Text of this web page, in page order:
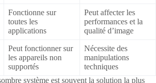
Fonctionne sur
toutes les
applications
Peut affecter les
performances et la
qualité d’image
Peut fonctionner sur
les appareils non
supportés
Nécessite des
manipulations
techniques
système est souvent la solution la plus